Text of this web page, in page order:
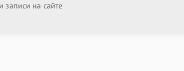
записи на сайте